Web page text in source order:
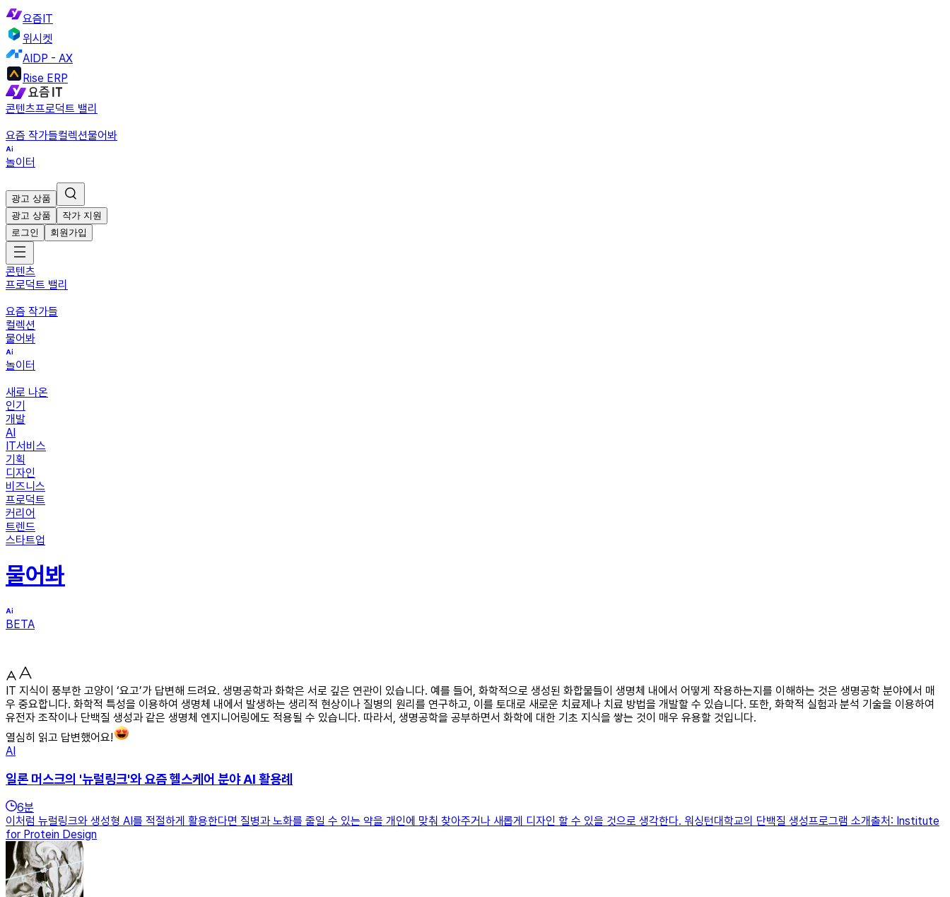
요즘IT
위시켓
AIDP - AX
Rise ERP
콘텐츠프로덕트 밸리
요즘 작가들컬렉션물어봐
놀이터
광고 상품
광고 상품
작가 지원
로그인
회원가입
콘텐츠
프로덕트 밸리
요즘 작가들
컬렉션
물어봐
놀이터
새로 나온
인기
개발
AI
IT서비스
기획
디자인
비즈니스
프로덕트
커리어
트렌드
스타트업
물어봐
BETA
IT 지식이 풍부한 고양이 ‘요고’가 답변해 드려요. 생명공학과 화학은 서로 깊은 연관이 있습니다. 예를 들어, 화학적으로 생성된 화합물들이 생명체 내에서 어떻게 작용하는지를 이해하는 것은 생명공학 분야에서 매
우 중요합니다. 화학적 특성을 이용하여 생명체 내에서 발생하는 생리적 현상이나 질병의 원리를 연구하고, 이를 토대로 새로운 치료제나 치료 방법을 개발할 수 있습니다. 또한, 화학적 실험과 분석 기술을 이용하여
유전자 조작이나 단백질 생성과 같은 생명체 엔지니어링에도 적용될 수 있습니다. 따라서, 생명공학을 공부하면서 화학에 대한 기초 지식을 쌓는 것이 매우 유용할 것입니다.
열심히 읽고 답변했어요!
AI
일론 머스크의 '뉴럴링크'와 요즘 헬스케어 분야 AI 활용례
6분
이처럼 뉴럴링크와 생성형 AI를 적절하게 활용한다면 질병과 노화를 줄일 수 있는 약을 개인에 맞춰 찾아주거나 새롭게 디자인 할 수 있을 것으로 생각한다. 워싱턴대학교의 단백질 생성프로그램 소개출처: Institute
for Protein Design